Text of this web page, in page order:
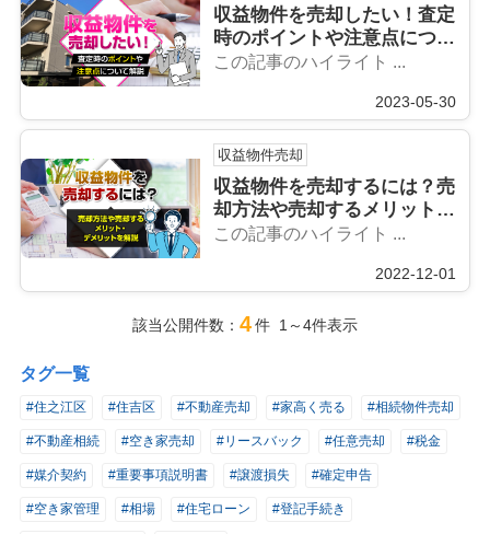
収益物件を売却したい！査定
時のポイントや注意点につい
て解説
この記事のハイライト ...
2023-05-30
収益物件売却
収益物件を売却するには？売
却方法や売却するメリット・
デメリットを解説
この記事のハイライト ...
2022-12-01
該当公開件数： 4件 1～4件表示
タグ一覧
#住之江区 #住吉区 #不動産売却 #家高く売る #相続物件売却
#不動産相続 #空き家売却 #リースバック #任意売却 #税金
#媒介契約 #重要事項説明書 #譲渡損失 #確定申告
#空き家管理 #相場 #住宅ローン #登記手続き